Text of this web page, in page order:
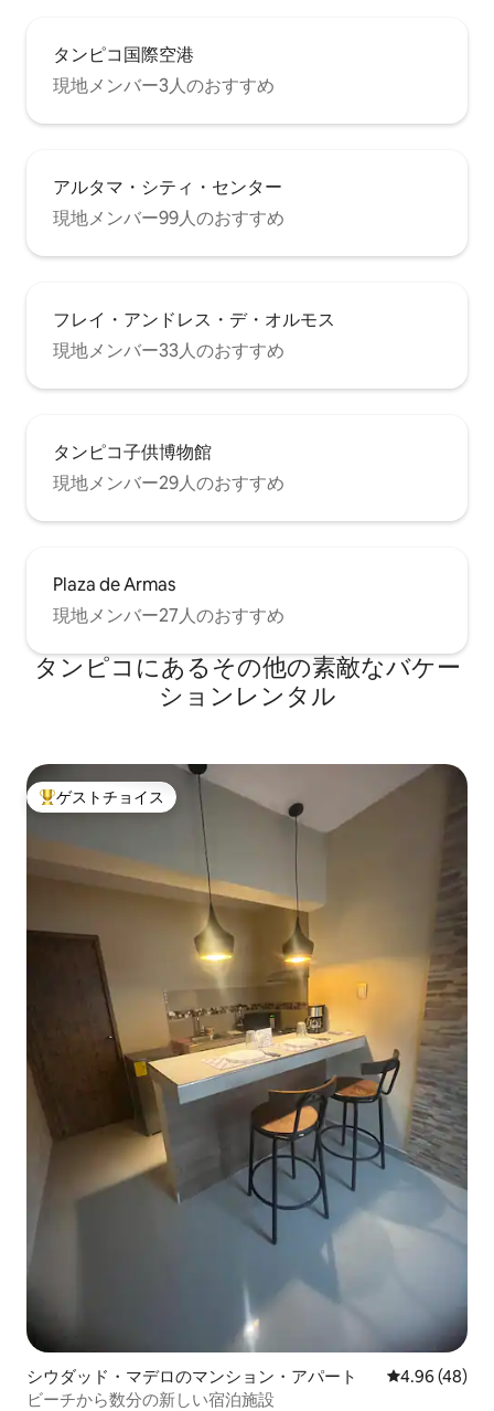
タンピコ国際空港
現地メンバー3人のおすすめ
アルタマ・シティ・センター
現地メンバー99人のおすすめ
フレイ・アンドレス・デ・オルモス
現地メンバー33人のおすすめ
タンピコ子供博物館
現地メンバー29人のおすすめ
Plaza de Armas
現地メンバー27人のおすすめ
タンピコにあるその他の素敵なバケー
ションレンタル
大好評のゲストチョイスです。
ゲストチョイス
シウダッド・マデロのマンション・アパート レビュー48
4.96 (48)
ビーチから数分の新しい宿泊施設